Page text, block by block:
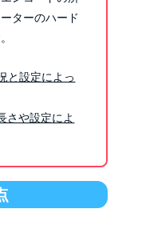
ターのハード
と設定によっ
さや設定によ